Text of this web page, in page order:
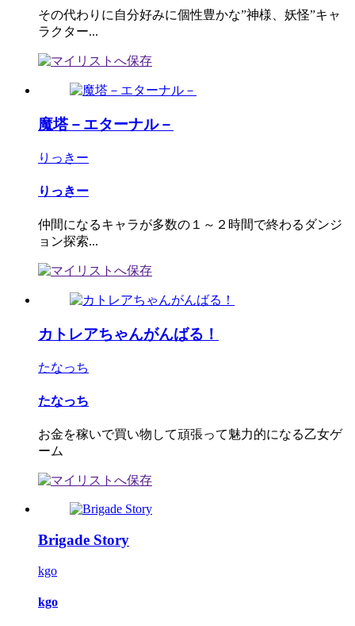
その代わりに自分好みに個性豊かな”神様、妖怪”キャ
ラクター...
魔塔－エターナル－
りっきー
りっきー
仲間になるキャラが多数の１～２時間で終わるダンジ
ョン探索...
カトレアちゃんがんばる！
たなっち
たなっち
お金を稼いで買い物して頑張って魅力的になる乙女ゲ
ーム
Brigade Story
kgo
kgo